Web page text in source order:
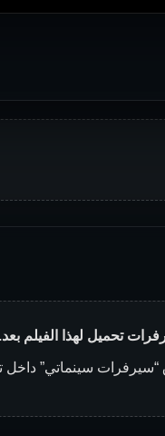
تحميل لهذا الفيلم بعد.
سينماتي” داخل